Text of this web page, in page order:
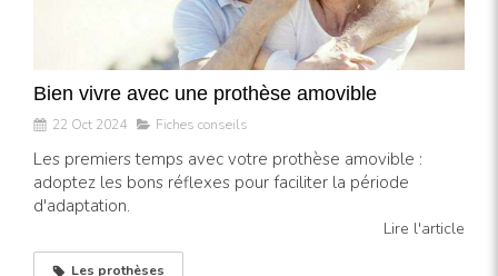
Bien vivre avec une prothèse amovible
22 Oct 2024 Fiches conseils
Les premiers temps avec votre prothèse amovible :
adoptez les bons réflexes pour faciliter la période
d'adaptation.
Lire l'article
Les prothèses